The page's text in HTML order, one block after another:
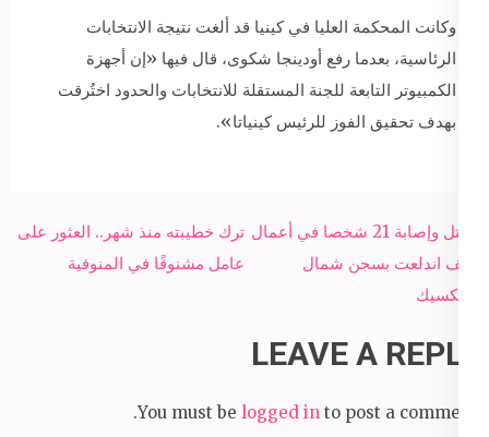
وكانت المحكمة العليا في كينيا قد ألغت نتيجة الانتخابات
الرئاسية، بعدما رفع أودينجا شكوى، قال فيها «إن أجهزة
الكمبيوتر التابعة للجنة المستقلة للانتخابات والحدود اختُرقت
بهدف تحقيق الفوز للرئيس كينياتا».
Post
navigation
ترك خطيبته منذ شهر.. العثور على
عامل مشنوقًا في المنوفية
مقتل وإصابة 21 شخصا في أعمال
عنف اندلعت بسجن شمال
المكسيك
LEAVE A REPLY
You must be logged in to post a comment.